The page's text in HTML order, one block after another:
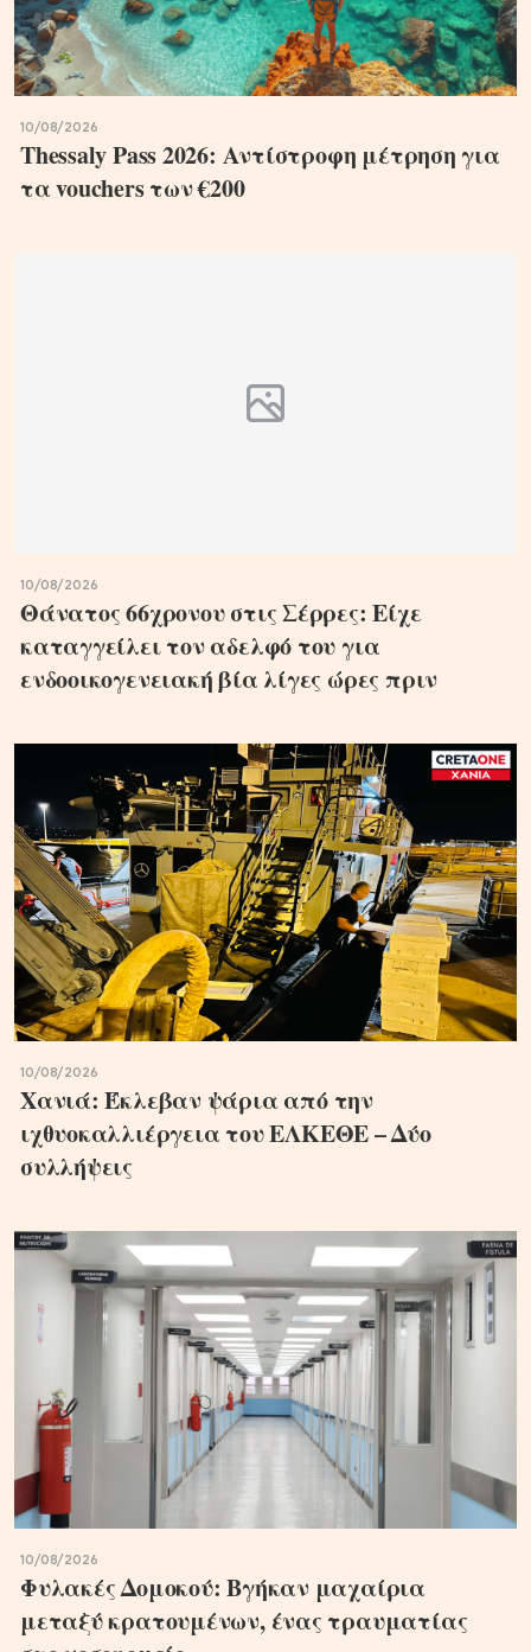
10/08/2026
Thessaly Pass 2026: Αντίστροφη μέτρηση για
τα vouchers των €200
10/08/2026
Θάνατος 66χρονου στις Σέρρες: Είχε
καταγγείλει τον αδελφό του για
ενδοοικογενειακή βία λίγες ώρες πριν
10/08/2026
Χανιά: Έκλεβαν ψάρια από την
ιχθυοκαλλιέργεια του ΕΛΚΕΘΕ – Δύο
συλλήψεις
10/08/2026
Φυλακές Δομοκού: Βγήκαν μαχαίρια
μεταξύ κρατουμένων, ένας τραυματίας